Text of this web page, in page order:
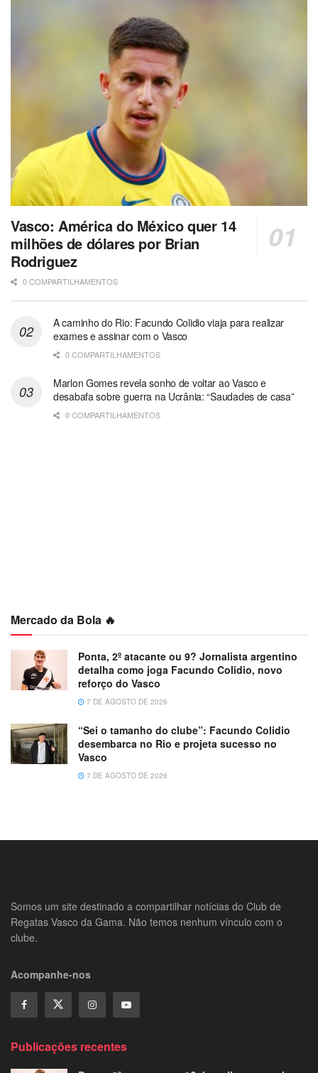
Vasco: América do México quer 14
milhões de dólares por Brian
Rodriguez
0 COMPARTILHAMENTOS
A caminho do Rio: Facundo Colidio viaja para realizar
exames e assinar com o Vasco
0 COMPARTILHAMENTOS
Marlon Gomes revela sonho de voltar ao Vasco e
desabafa sobre guerra na Ucrânia: “Saudades de casa”
0 COMPARTILHAMENTOS
Mercado da Bola 🔥
Ponta, 2º atacante ou 9? Jornalista argentino
detalha como joga Facundo Colidio, novo
reforço do Vasco
7 DE AGOSTO DE 2026
“Sei o tamanho do clube”: Facundo Colidio
desembarca no Rio e projeta sucesso no
Vasco
7 DE AGOSTO DE 2026
Somos um site destinado a compartilhar notícias do Club de
Regatas Vasco da Gama. Não temos nenhum vínculo com o
clube.
Acompanhe-nos
Publicações recentes